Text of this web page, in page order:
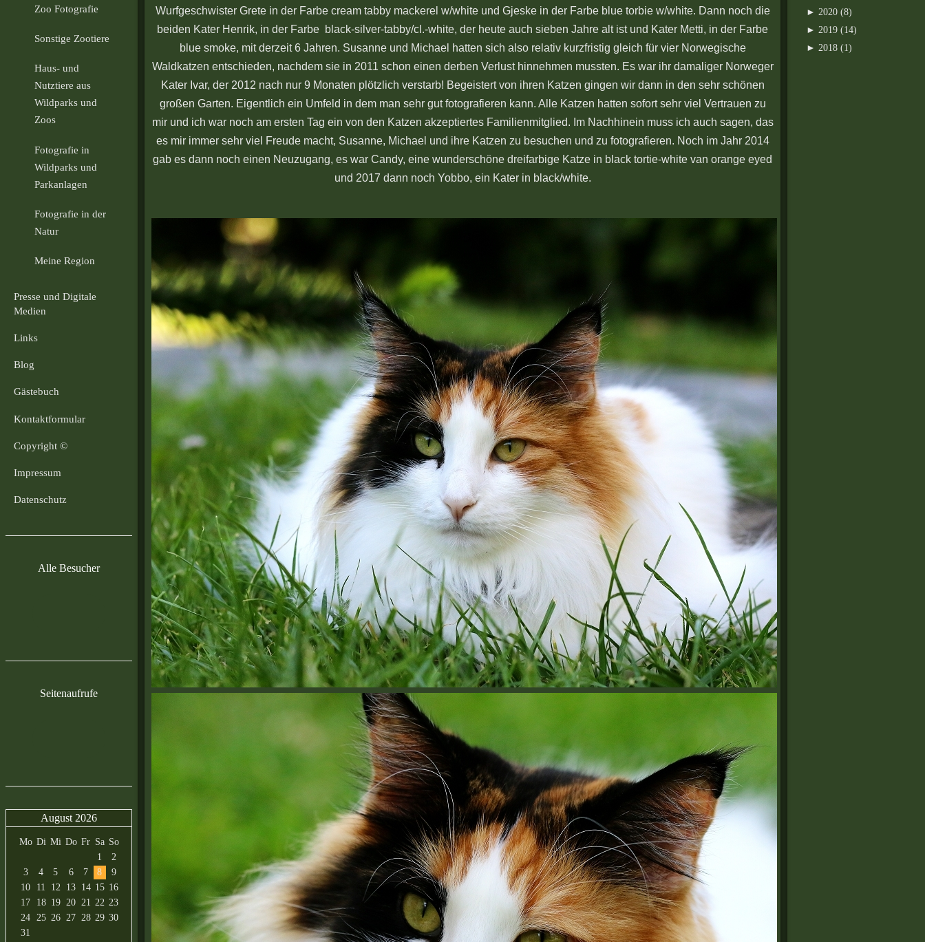
Zoo Fotografie
Sonstige Zootiere
Haus- und
Nutztiere aus
Wildparks und
Zoos
Fotografie in
Wildparks und
Parkanlagen
Fotografie in der
Natur
Meine Region
Presse und Digitale
Medien
Links
Blog
Gästebuch
Kontaktformular
Copyright ©
Impressum
Datenschutz
Alle Besucher
Seitenaufrufe
August 2026
Mo Di Mi Do Fr Sa So
1
2
3
4 5 6 7 8
9
10
11 12 13 14 15 16
17
18 19 20 21 22 23
24
25 26 27 28 29 30
31
► 2020 (8)
► 2019 (14)
► 2018 (1)
Wurfgeschwister Grete in der Farbe cream tabby mackerel w/white und Gjeske in der Farbe blue torbie w/white. Dann noch die
beiden Kater Henrik, in der Farbe black-silver-tabby/cl.-white, der heute auch sieben Jahre alt ist und Kater Metti, in der Farbe
blue smoke, mit derzeit 6 Jahren. Susanne und Michael hatten sich also relativ kurzfristig gleich für vier Norwegische
Waldkatzen entschieden, nachdem sie in 2011 schon einen derben Verlust hinnehmen mussten. Es war ihr damaliger Norweger
Kater Ivar, der 2012 nach nur 9 Monaten plötzlich verstarb! Begeistert von ihren Katzen gingen wir dann in den sehr schönen
großen Garten. Eigentlich ein Umfeld in dem man sehr gut fotografieren kann. Alle Katzen hatten sofort sehr viel Vertrauen zu
mir und ich war noch am ersten Tag ein von den Katzen akzeptiertes Familienmitglied. Im Nachhinein muss ich auch sagen, das
es mir immer sehr viel Freude macht, Susanne, Michael und ihre Katzen zu besuchen und zu fotografieren. Noch im Jahr 2014
gab es dann noch einen Neuzugang, es war Candy, eine wunderschöne dreifarbige Katze in black tortie-white van orange eyed
und 2017 dann noch Yobbo, ein Kater in black/white.